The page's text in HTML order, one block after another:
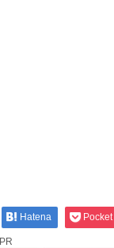
Hatena Pocket
PR